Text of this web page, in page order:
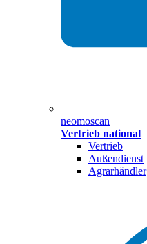
neomoscan
Vertrieb national
Vertrieb
Außendienst
Agrarhändler